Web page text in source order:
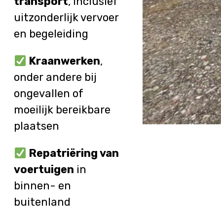
uitzonderlijk vervoer
en begeleiding
Kraanwerken,
onder andere bij
ongevallen of
moeilijk bereikbare
plaatsen
Repatriëring van
voertuigen in
binnen- en
buitenland